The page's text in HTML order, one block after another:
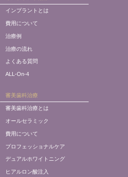
インプラントとは
費用について
治療例
治療の流れ
よくある質問
ALL-On-4
審美歯科治療
審美歯科治療とは
オールセラミック
費用について
プロフェッショナルケア
デュアルホワイトニング
ヒアルロン酸注入